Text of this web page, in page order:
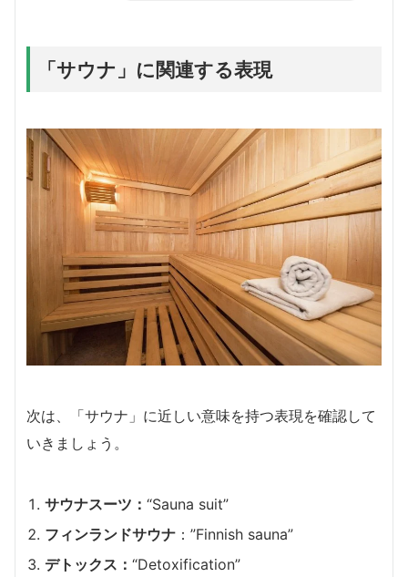
「サウナ」に関連する表現
次は、「サウナ」に近しい意味を持つ表現を確認して
いきましょう。
サウナスーツ： “Sauna suit”
フィンランドサウナ ：”Finnish sauna”
デトックス： “Detoxification”